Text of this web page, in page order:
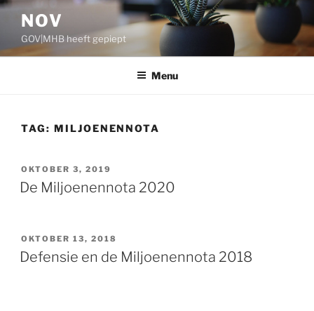
Ga
inhoud
NOV
GOV|MHB heeft gepiept
Menu
TAG: MILJOENENNOTA
GEPLAATST
OP
OKTOBER 3, 2019
De Miljoenennota 2020
GEPLAATST
OP
OKTOBER 13, 2018
Defensie en de Miljoenennota 2018